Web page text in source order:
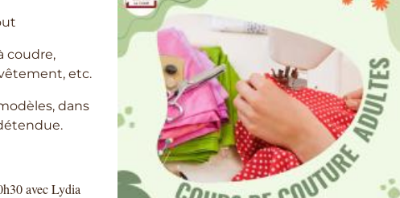
coudre,
etc.
dans
avec Lydia